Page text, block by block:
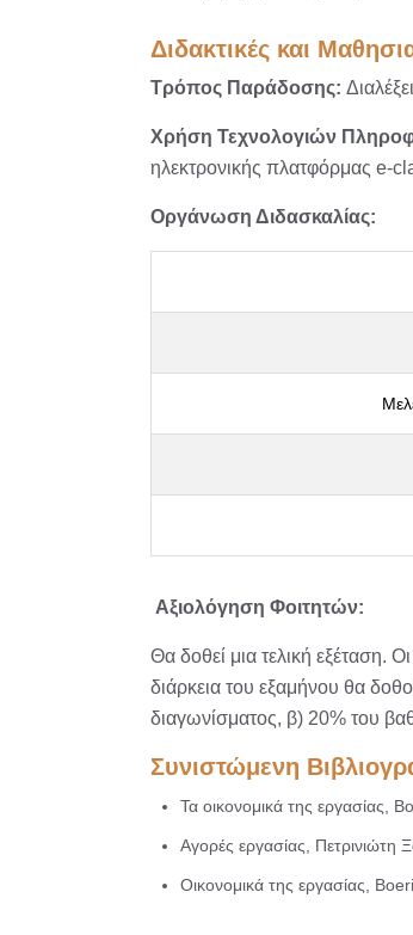
Διδακτικές και
Τρόπος Παράδοσης:
Χρήση Τεχνολογιών
ηλεκτρονικής πλατφόρμας e-
Οργάνωση Διδασκαλίας:
Αξιολόγηση Φοιτητών:
Θα δοθεί μια τελική εξέταση.
διάρκεια του εξαμήνου θα
διαγωνίσματος, β) 20% του
Συνιστώμενη
Τα οικονομικά της εργασίας,
Αγορές εργασίας, Πετρινιώτη
Οικονομικά της εργασίας,